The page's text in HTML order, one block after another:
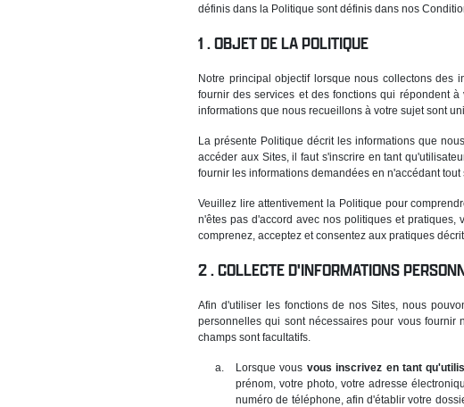
définis dans la Politique sont définis dans nos
OBJET DE LA POLITIQUE
Notre principal objectif lorsque nous collectons des
fournir des services et des fonctions qui répondent
informations que nous recueillons à votre sujet sont
La présente Politique décrit les informations que
accéder aux Sites, il faut s'inscrire en tant
fournir les informations demandées en n'accédant
Veuillez lire attentivement la Politique pour
n'êtes pas d'accord avec nos politiques et
comprenez, acceptez et consentez aux pratiques
COLLECTE D'INFORMATIONS
Afin d'utiliser les fonctions de nos Sites, nous
personnelles qui sont nécessaires pour vous
champs sont facultatifs.
Lorsque vous vous inscrivez en tant
prénom, votre photo, votre adresse
numéro de téléphone, afin d'établir votre